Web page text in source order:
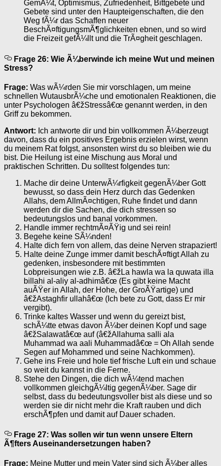
GemÃ¼t, Optimismus, Zufriedenheit, Bittgebete und
Gebete sind unter den Haupteigenschaften, die den
Weg fÃ¼r das Schaffen neuer
BeschÃ¤ftigungsmÃ¶glichkeiten ebnen, und so wird
die Freizeit gefÃ¼llt und die TrÃ¤gheit geschlagen.
Frage 26: Wie Ã¼berwinde ich meine Wut und meinen
Stress?
Frage: Was wÃ¼rden Sie mir vorschlagen, um meine
schnellen WutausbrÃ¼che und emotionalen Reaktionen, die
unter Psychologen â€žStressâ€œ genannt werden, in den
Griff zu bekommen.
Antwort: Ich antworte dir und bin vollkommen Ã¼berzeugt
davon, dass du ein positives Ergebnis erzielen wirst, wenn
du meinem Rat folgst, ansonsten wirst du so bleiben wie du
bist. Die Heilung ist eine Mischung aus Moral und
praktischen Schritten. Du solltest folgendes tun:
Mache dir deine UnterwÃ¼rfigkeit gegenÃ¼ber Gott
bewusst, so dass dein Herz durch das Gedenken
Allahs, dem AllmÃ¤chtigen, Ruhe findet und dann
werden dir die Sachen, die dich stressen so
bedeutungslos und banal vorkommen.
Handle immer rechtmÃ¤ÃŸig und sei rein!
Begehe keine SÃ¼nden!
Halte dich fern von allem, das deine Nerven strapaziert!
Halte deine Zunge immer damit beschÃ¤ftigt Allah zu
gedenken, insbesondere mit bestimmten
Lobpreisungen wie z.B. â€žLa hawla wa la quwata illa
billahi al-aliy al-adhimâ€œ (Es gibt keine Macht
auÃŸer in Allah, der Hohe, der GroÃŸartige) und
â€žAstaghfir ullahâ€œ (Ich bete zu Gott, dass Er mir
vergibt).
Trinke kaltes Wasser und wenn du gereizt bist,
schÃ¼tte etwas davon Ã¼ber deinen Kopf und sage
â€žSalawatâ€œ auf (â€žAllahuma salli ala
Muhammad wa aali Muhammadâ€œ = Oh Allah sende
Segen auf Mohammed und seine Nachkommen).
Gehe ins Freie und hole tief frische Luft ein und schaue
so weit du kannst in die Ferne.
Stehe den Dingen, die dich wÃ¼tend machen
vollkommen gleichgÃ¼ltig gegenÃ¼ber. Sage dir
selbst, dass du bedeutungsvoller bist als diese und so
werden sie dir nicht mehr die Kraft rauben und dich
erschÃ¶pfen und damit auf Dauer schaden.
Frage 27: Was sollen wir tun wenn unsere Eltern
Ã¶fters Auseinandersetzungen haben?
Frage: Meine Mutter und mein Vater sind sich Ã¼ber alles